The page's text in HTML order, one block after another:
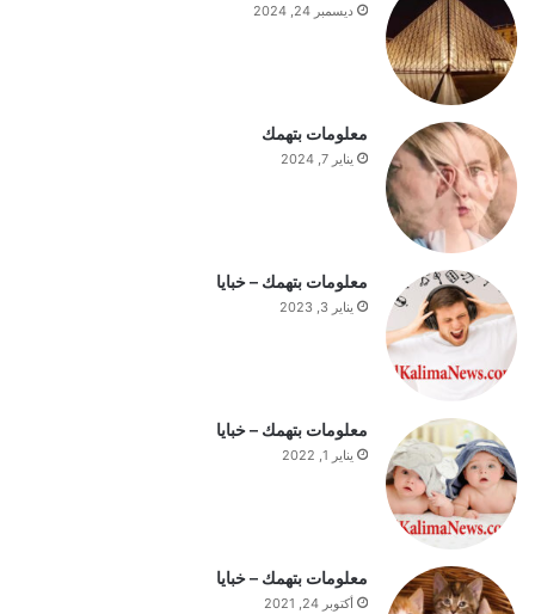
ب
ا
ل
ه
ي
م
ي
و
م
ديسمبر 24, 2024
معلومات بتهمك
يناير 7, 2024
معلومات بتهمك – خبايا
يناير 3, 2023
معلومات بتهمك – خبايا
يناير 1, 2022
معلومات بتهمك – خبايا
أكتوبر 24, 2021